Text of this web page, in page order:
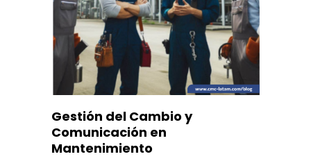
Gestión del Cambio y
Comunicación en
Mantenimiento